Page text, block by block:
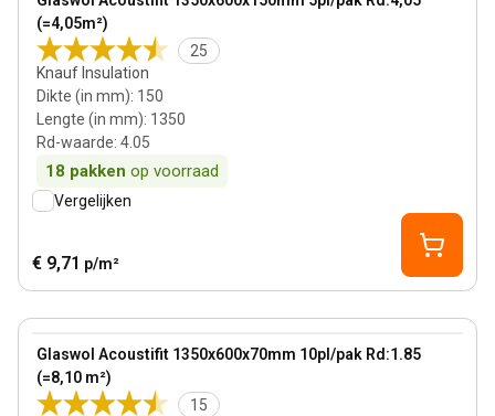
Bestseller
(=4,05m²)
25
Knauf Insulation
Dikte (in mm): 150
Lengte (in mm): 1350
Rd-waarde: 4.05
18 pakken op voorraad
Vergelijken
€ 9,71 p/m²
Glaswol Acoustifit 1350x600x70mm 10pl/pak Rd:1.85
(=8,10 m²)
15
View product